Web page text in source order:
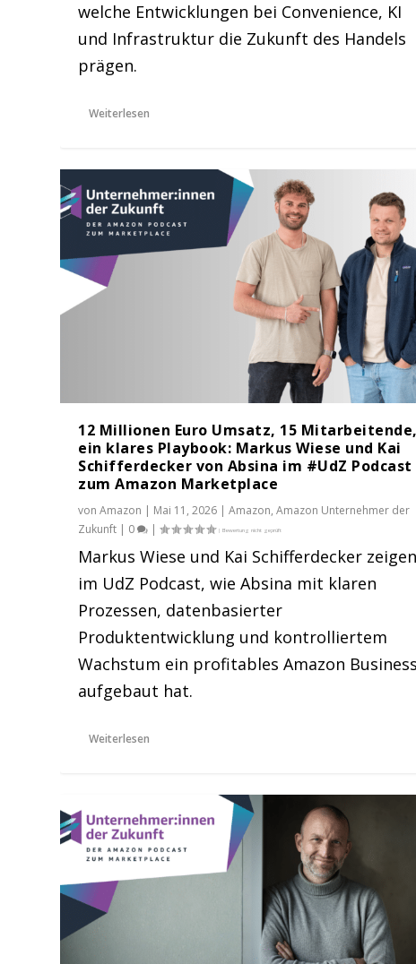
welche Entwicklungen bei Convenience, KI
und Infrastruktur die Zukunft des Handels
prägen.
Weiterlesen
12 Millionen Euro Umsatz, 15 Mitarbeitende,
ein klares Playbook: Markus Wiese und Kai
Schifferdecker von Absina im #UdZ Podcast
zum Amazon Marketplace
vonAmazon | Mai 11, 2026 |Amazon,Amazon Unternehmer der
Zukunft | 0 |
Markus Wiese und Kai Schifferdecker zeigen
im UdZ Podcast, wie Absina mit klaren
Prozessen, datenbasierter
Produktentwicklung und kontrolliertem
Wachstum ein profitables Amazon Business
aufgebaut hat.
Weiterlesen